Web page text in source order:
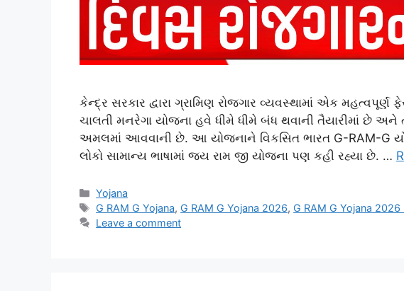
કેન્દ્ર સરકાર દ્વારા ગ્રામિણ રોજગાર વ્યવસ્થામાં એક મહત્વપૂર્ણ
ચાલતી મનરેગા યોજના હવે ધીમે ધીમે બંધ થવાની તૈયારીમાં છે
અમલમાં આવવાની છે. આ યોજનાને વિકસિત ભારત G-RAM-
લોકો સામાન્ય ભાષામાં જય રામ જી યોજના પણ કહી રહ્યા છે. …
Categories
Yojana
Tags
G RAM G Yojana, G RAM G Yojana 2026, G RAM G Yojana 2026
Leave a comment